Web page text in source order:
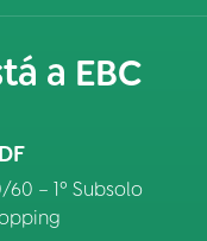
a EBC
– 1º Subsolo